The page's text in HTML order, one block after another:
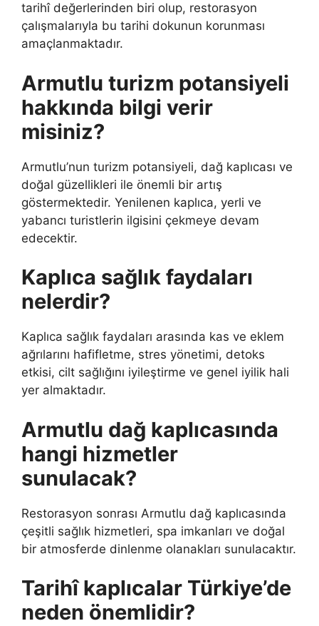
tarihî değerlerinden biri olup, restorasyon
çalışmalarıyla bu tarihi dokunun korunması
amaçlanmaktadır.
Armutlu turizm potansiyeli
hakkında bilgi verir
misiniz?
Armutlu’nun turizm potansiyeli, dağ kaplıcası ve
doğal güzellikleri ile önemli bir artış
göstermektedir. Yenilenen kaplıca, yerli ve
yabancı turistlerin ilgisini çekmeye devam
edecektir.
Kaplıca sağlık faydaları
nelerdir?
Kaplıca sağlık faydaları arasında kas ve eklem
ağrılarını hafifletme, stres yönetimi, detoks
etkisi, cilt sağlığını iyileştirme ve genel iyilik hali
yer almaktadır.
Armutlu dağ kaplıcasında
hangi hizmetler
sunulacak?
Restorasyon sonrası Armutlu dağ kaplıcasında
çeşitli sağlık hizmetleri, spa imkanları ve doğal
bir atmosferde dinlenme olanakları sunulacaktır.
Tarihî kaplıcalar Türkiye’de
neden önemlidir?